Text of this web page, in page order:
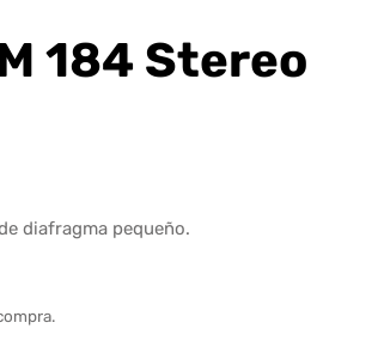
g
i
184 Stereo
diafragma pequeño.